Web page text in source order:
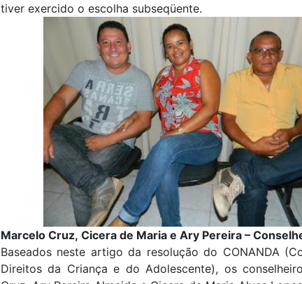
tiver exercido o escolha subseqüente.
Marcelo Cruz, Cicera de Maria e Ary Pereira –
Baseados neste artigo da resolução do CONANDA
Direitos da Criança e do Adolescente), os